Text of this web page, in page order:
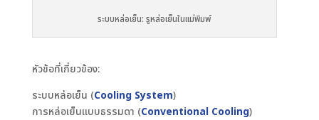
ระบบหล่อเย็น: รูหล่อเย็นในแม่พิมพ์
หัวข้อที่เกี่ยวข้อง:
ระบบหล่อเย็น (Cooling System)
การหล่อเย็นแบบธรรมดา (Conventional Cooling)